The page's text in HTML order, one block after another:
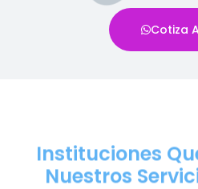
Cotiza
Instituciones
Nuestros